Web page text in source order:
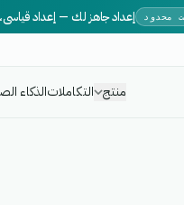
محدود إعداد جاهز لك — إعداد
منتج التكاملاتالذكاء